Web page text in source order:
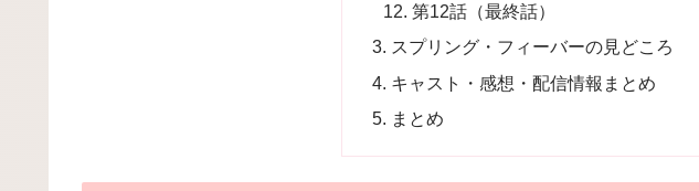
第12話（最終話）
スプリング・フィーバーの見どころ
キャスト・感想・配信情報まとめ
まとめ